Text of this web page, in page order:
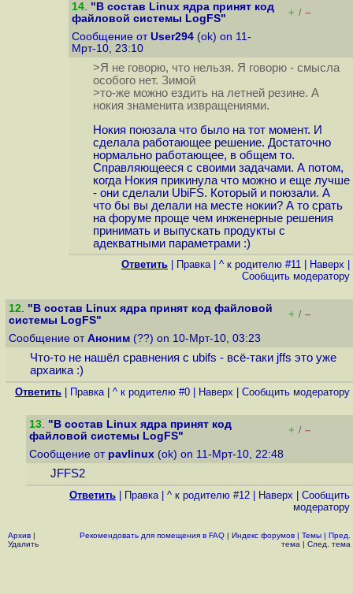
14. "В состав Linux ядра принят код
файловой системы LogFS"
+ / –
Сообщение от User294 (ok) on 11-
Мрт-10, 23:10
>Я не говорю, что нельзя. Я говорю - смысла
особого нет. Зимой
>то-же можно ездить на летней резине. А
нокия знаменита извращениями.
Нокия поюзала что было на тот момент. И
сделала работающее решение. Достаточно
нормально работающее, в общем то.
Справляющееся с своими задачами. А потом,
когда Нокия прикинула что можно и еще лучше
- они сделали UbiFS. Который и поюзали. А
что бы вы делали на месте нокии? А то срать
на форуме проще чем инженерные решения
принимать и выпускать продукты с
адекватными параметрами :)
Ответить Правка| ^ к родителю #11 Наверх
Cообщить модератору
12. "В состав Linux ядра принят код файловой
системы LogFS"
+ / –
Сообщение от Аноним (??) on 10-Мрт-10, 03:23
Что-то не нашёл сравнения с ubifs - всё-таки jffs это уже
архаика :)
Ответить Правка| ^ к родителю #0 Наверх Cообщить модератору
13. "В состав Linux ядра принят код
файловой системы LogFS"
+ / –
Сообщение от pavlinux (ok) on 11-Мрт-10, 22:48
JFFS2
Ответить Правка| ^ к родителю #12 Наверх
Cообщить
модератору
Архив |
Удалить
Рекомендовать для помещения в FAQ | Индекс форумов | Темы | Пред.
тема | След. тема